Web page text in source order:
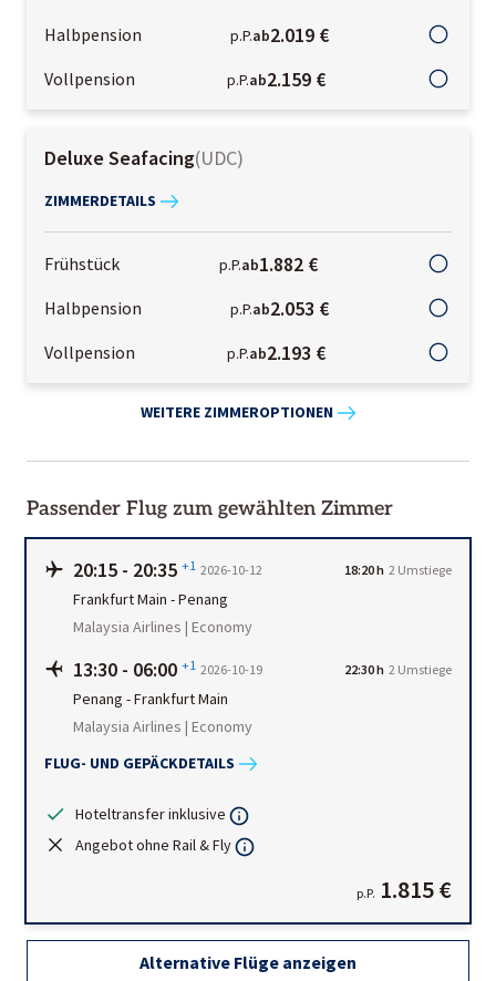
Halbpension p.P.ab2.019 €
Vollpension p.P.ab2.159 €
Deluxe Seafacing(UDC)
ZIMMERDETAILS
Frühstück p.P.ab1.882 €
Halbpension p.P.ab2.053 €
Vollpension p.P.ab2.193 €
WEITERE ZIMMEROPTIONEN
Passender Flug zum gewählten Zimmer
20:15 - 20:35 +1 2026-10-12 18:20 h 2 Umstiege
Frankfurt Main -Penang
Malaysia Airlines | Economy
13:30 - 06:00 +1 2026-10-19 22:30 h 2 Umstiege
Penang -Frankfurt Main
Malaysia Airlines | Economy
FLUG- UND GEPÄCKDETAILS
Hoteltransfer inklusive
Angebot ohne Rail & Fly
p.P. 1.815 €
Alternative Flüge anzeigen